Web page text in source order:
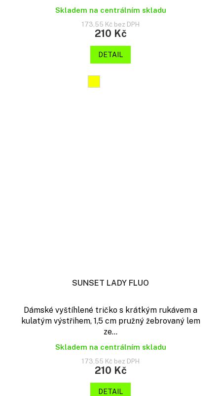
Skladem na centrálním skladu
173,55 Kč bez DPH
210 Kč
DETAIL
SUNSET LADY FLUO
Dámské vyštíhlené tričko s krátkým rukávem a
kulatým výstřihem, 1,5 cm pružný žebrovaný lem
ze...
Skladem na centrálním skladu
173,55 Kč bez DPH
210 Kč
DETAIL